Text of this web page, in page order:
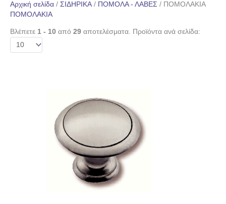
Αρχική σελίδα / ΣΙΔΗΡΙΚΑ/ ΠΟΜΟΛΑ - ΛΑΒΕΣ / ΠΟΜΟΛΑΚΙΑ
ΠΟΜΟΛΑΚΙΑ
Βλέπετε 1 - 10 από 29 αποτελέσματα. Προϊόντα ανά σελίδα: